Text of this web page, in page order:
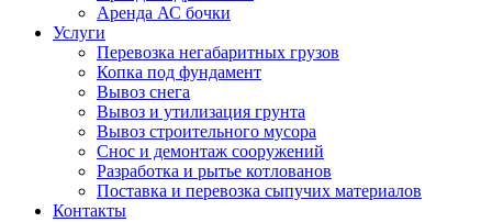
Аренда АС бочки
Услуги
Перевозка негабаритных грузов
Копка под фундамент
Вывоз снега
Вывоз и утилизация грунта
Вывоз строительного мусора
Снос и демонтаж сооружений
Разработка и рытье котлованов
Поставка и перевозка сыпучих материалов
Контакты